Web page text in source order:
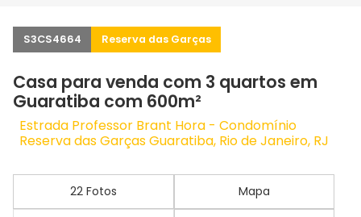
S3CS4664 Reserva das Garças
Casa para venda com 3 quartos em
Guaratiba com 600m²
Estrada Professor Brant Hora - Condomínio
Reserva das Garças Guaratiba, Rio de Janeiro, RJ
22 Fotos Mapa